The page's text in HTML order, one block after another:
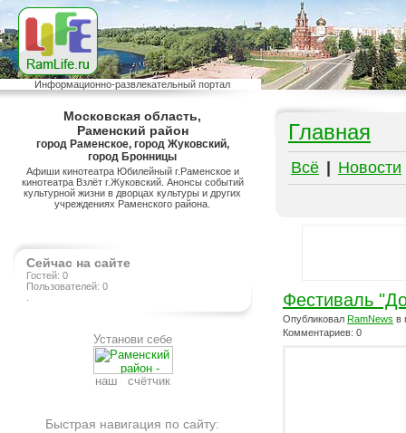
Информационно-развлекательный портал
Московская область,
Раменский район
город Раменское, город Жуковский,
город Бронницы
Афиши кинотеатра Юбилейный г.Раменское и
кинотеатра Взлёт г.Жуковский. Анонсы событий
культурной жизни в дворцах культуры и других
учреждениях Раменского района.
Сейчас на сайте
Гостей: 0
Пользователей: 0
Установи себе
наш счётчик
Быстрая навигация по сайту:
Главная
Всё Новости
Фестиваль
Опубликовал RamNews в
Комментариев: 0